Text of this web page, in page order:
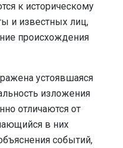
к историческому
и известных лиц,
происхождения
устоявшаяся
изложения
отличаются от
в них
событий,